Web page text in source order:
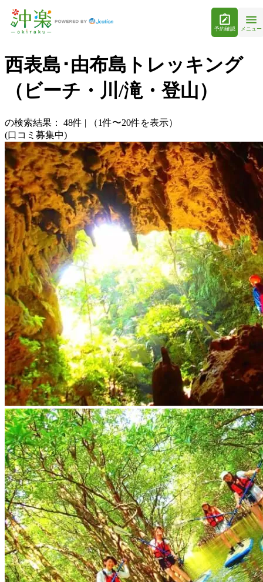
予約確認 メニュー
西表島･由布島トレッキング
（ビーチ・川/滝・登山）
の検索結果： 48件 |
（1件〜20件を表示）
(口コミ募集中)